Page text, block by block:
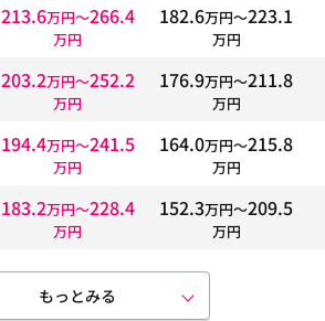
213.6万円〜266.4
万円
182.6万円〜223.1
万円
203.2万円〜252.2
万円
176.9万円〜211.8
万円
194.4万円〜241.5
万円
164.0万円〜215.8
万円
183.2万円〜228.4
万円
152.3万円〜209.5
万円
もっとみる